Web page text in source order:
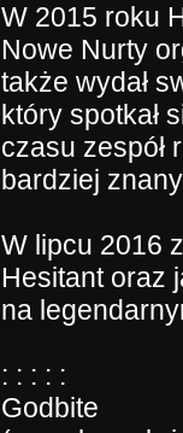
W 2015 roku
Nowe Nurty
także wydał
który spotkał
czasu zespół
bardziej
W lipcu 2016
Hesitant oraz
na
: : : : :
Godbite